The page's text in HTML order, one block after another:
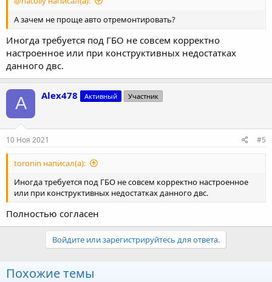
А зачем не проще авто отремонтировать?
Иногда требуется под ГБО не совсем корректно
настроенное или при конструктивных недостатках
данного двс.
A Alex478 Активный Участник
10 Ноя 2021 #5
toronin написал(а):
Иногда требуется под ГБО не совсем корректно настроенное
или при конструктивных недостатках данного двс.
Полностью согласен
Войдите или зарегистрируйтесь для ответа.
Похожие темы